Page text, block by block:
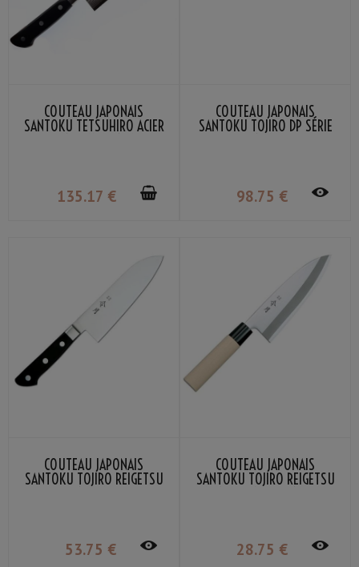
COUTEAU JAPONAIS
SANTOKU TETSUHIRO ACIER
135.17 €
COUTEAU JAPONAIS
SANTOKU TOJIRO DP SÉRIE
98.75 €
COUTEAU JAPONAIS
SANTOKU TOJIRO REIGETSU
53.75 €
COUTEAU JAPONAIS
SANTOKU TOJIRO REIGETSU
28.75 €